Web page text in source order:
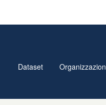
Dataset